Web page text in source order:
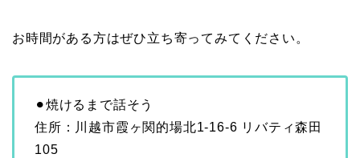
お時間がある方はぜひ立ち寄ってみてください。
⚫︎焼けるまで話そう
住所：川越市霞ヶ関的場北1-16-6 リバティ森田
105